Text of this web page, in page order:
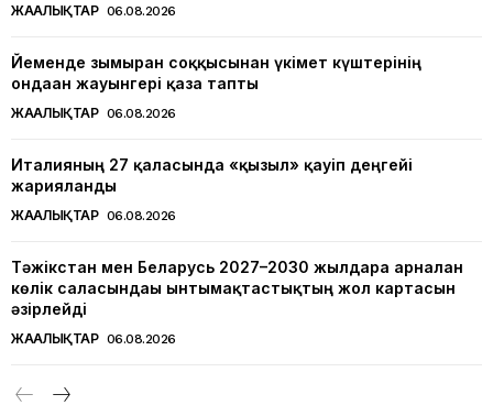
ЖАҢАЛЫҚТАР 06.08.2026
Йеменде зымыран соққысынан үкімет күштерінің
ондаған жауынгері қаза тапты
ЖАҢАЛЫҚТАР 06.08.2026
Италияның 27 қаласында «қызыл» қауіп деңгейі
жарияланды
ЖАҢАЛЫҚТАР 06.08.2026
Тәжікстан мен Беларусь 2027–2030 жылдарға арналған
көлік саласындағы ынтымақтастықтың жол картасын
әзірлейді
ЖАҢАЛЫҚТАР 06.08.2026